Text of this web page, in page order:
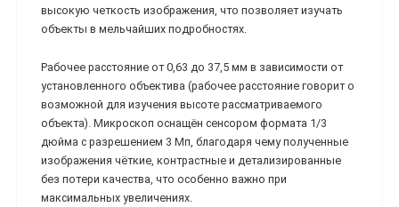
высокую четкость изображения, что позволяет изучать
объекты в мельчайших подробностях.
Рабочее расстояние от 0,63 до 37,5 мм в зависимости от
установленного объектива (рабочее расстояние говорит о
возможной для изучения высоте рассматриваемого
объекта). Микроскоп оснащён сенсором формата 1/3
дюйма с разрешением 3 Мп, благодаря чему полученные
изображения чёткие, контрастные и детализированные
без потери качества, что особенно важно при
максимальных увеличениях.